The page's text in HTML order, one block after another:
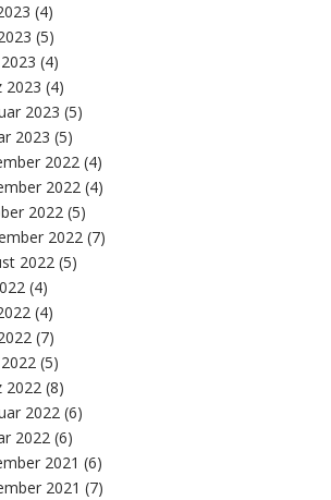
(4)
(5)
(4)
2023 (4)
2023 (5)
2023 (5)
2022 (4)
2022 (4)
2022 (5)
2022 (7)
2022 (5)
(4)
(4)
(7)
(5)
2022 (8)
2022 (6)
2022 (6)
2021 (6)
2021 (7)